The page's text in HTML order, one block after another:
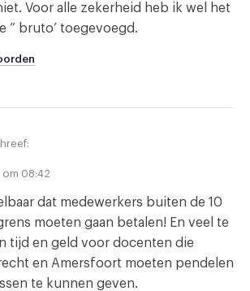
Voor alle zekerheid heb ik wel het
” bruto’ toegevoegd.
om 08:42
dat medewerkers buiten de 10
moeten gaan betalen! En veel te
tijd en geld voor docenten die
en Amersfoort moeten pendelen
te kunnen geven.